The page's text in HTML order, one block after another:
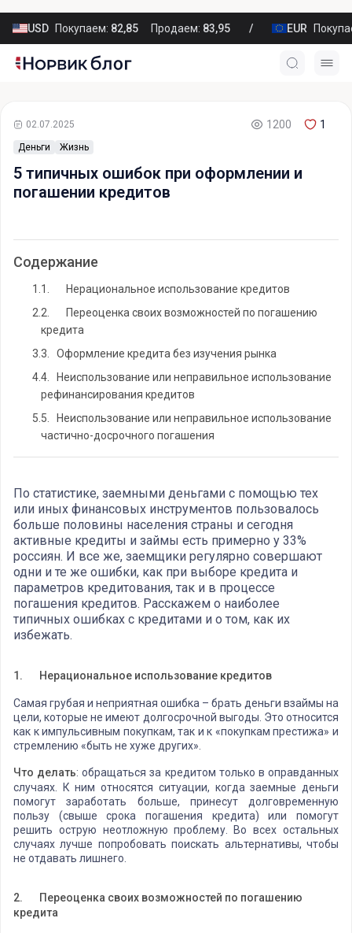
USD Покупаем: 82,85 Продаем: 83,95 EUR
Деньги Жизнь
02.07.2025 1200 1
5 типичных ошибок при оформлении и
погашении кредитов
Содержание
1. 1. Нерациональное использование кредитов
2. 2. Переоценка своих возможностей по погашению
кредита
3. 3. Оформление кредита без изучения рынка
4.4. Неиспользование или неправильное использование
рефинансирования кредитов
5. 5. Неиспользование или неправильное использование
частично-досрочного погашения
По статистике, заемными деньгами с помощью тех
или иных финансовых инструментов пользовалось
больше половины населения страны и сегодня
активные кредиты и займы есть примерно у 33%
россиян. И все же, заемщики регулярно совершают
одни и те же ошибки, как при выборе кредита и
параметров кредитования, так и в процессе
погашения кредитов. Расскажем о наиболее
типичных ошибках с кредитами и о том, как их
избежать.
1. Нерациональное использование кредитов
Самая грубая и неприятная ошибка – брать деньги взаймы на
цели, которые не имеют долгосрочной выгоды. Это относится
как к импульсивным покупкам, так и к «покупкам престижа» и
стремлению «быть не хуже других».
Что делать: обращаться за кредитом только в оправданных
случаях. К ним относятся ситуации, когда заемные деньги
помогут заработать больше, принесут долговременную
пользу (свыше срока погашения кредита) или помогут
решить острую неотложную проблему. Во всех остальных
случаях лучше попробовать поискать альтернативы, чтобы
не отдавать лишнего.
2.
Переоценка своих возможностей по погашению
кредита